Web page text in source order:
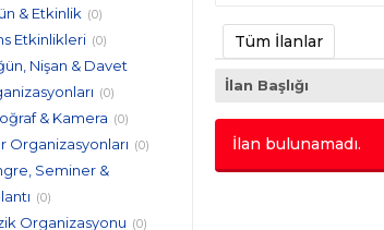
& Etkinlik (0)
Etkinlikleri (0)
Nişan & Davet
(0)
& Kamera (0)
Organizasyonları (0)
Seminer &
(0)
Organizasyonu (0)
Tüm İlanlar
İlan Başlığı
İlan bulunamadı.